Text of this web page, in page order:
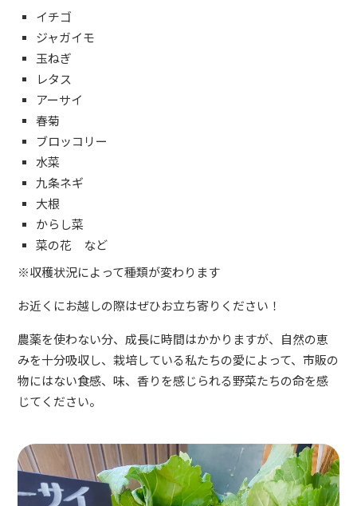
イチゴ
ジャガイモ
玉ねぎ
レタス
アーサイ
春菊
ブロッコリー
水菜
九条ネギ
大根
からし菜
菜の花 など
※収穫状況によって種類が変わります
お近くにお越しの際はぜひお立ち寄りください！
農薬を使わない分、成長に時間はかかりますが、自然の恵
みを十分吸収し、栽培している私たちの愛によって、市販の
物にはない食感、味、香りを感じられる野菜たちの命を感
じてください。